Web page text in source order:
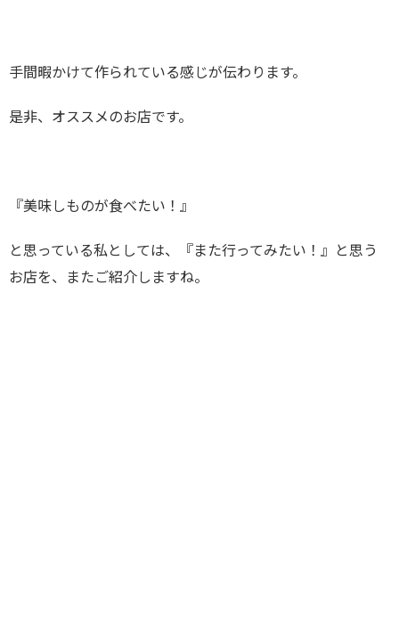
手間暇かけて作られている感じが伝わります。
是非、オススメのお店です。
『美味しものが食べたい！』
と思っている私としては、『また行ってみたい！』と思う
お店を、またご紹介しますね。